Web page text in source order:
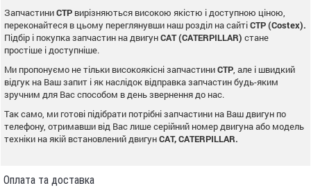
ЗапчастиниCTP вирізняються високою якістю і доступною ціною,
переконайтеся в цьому переглянувши наш розділ на сайтіCTP (Costex).
Підбір і покупка запчастин на двигунCAT (CATERPILLAR) стане
простіше і доступніше.
Ми пропонуємо не тільки високоякісні запчастиниCTP , але і швидкий
відгук на Ваш запит і як наслідок відправка запчастин будь-яким
зручним для Вас способом в день звернення до нас.
Так само, ми готові підібрати потрібні запчастини на Ваш двигун по
телефону, отримавши від Вас лише серійний номер двигуна або модель
техніки на якій встановлений двигунCAT, CATERPILLAR.
Оплата та доставка